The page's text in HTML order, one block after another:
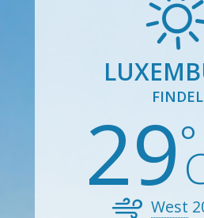
FINDEL
29
West